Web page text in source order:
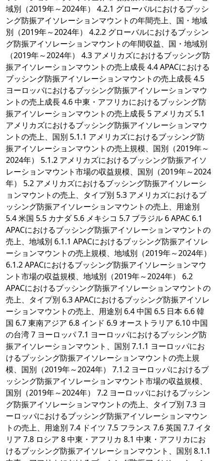
域別（2019年～2024年） 4.2.1 グローバルにおけるブッシ
ング防振アイソレーションマウントの年間売上、国・地域
別（2019年～2024年） 4.2.2 グローバルにおけるブッシン
グ防振アイソレーションマウントの年間収益、国・地域別
（2019年～2024年） 4.3 アメリカズにおけるブッシング防
振アイソレーションマウントの売上成長 4.4 APACにおける
ブッシング防振アイソレーションマウントの売上成長 4.5
ヨーロッパにおけるブッシング防振アイソレーションマウ
ントの売上成長 4.6 中東・アフリカにおけるブッシング防
振アイソレーションマウントの売上成長 5 アメリカズ 5.1
アメリカズにおけるブッシング防振アイソレーションマウ
ントの売上、国別 5.1.1 アメリカズにおけるブッシング防
振アイソレーションマウントの売上規模、国別（2019年～
2024年） 5.1.2 アメリカズにおけるブッシング防振アイソ
レーションマウント市場の収益規模、国別（2019年～2024
年） 5.2 アメリカズにおけるブッシング防振アイソレーシ
ョンマウントの売上、タイプ別 5.3 アメリカズにおけるブ
ッシング防振アイソレーションマウントの売上、用途別
5.4 米国 5.5 カナダ 5.6 メキシコ 5.7 ブラジル 6 APAC 6.1
APACにおけるブッシング防振アイソレーションマウントの
売上、地域別 6.1.1 APACにおけるブッシング防振アイソレ
ーションマウントの売上規模、地域別（2019年～2024年）
6.1.2 APACにおけるブッシング防振アイソレーションマウ
ント市場の収益規模、地域別（2019年～2024年） 6.2
APACにおけるブッシング防振アイソレーションマウントの
売上、タイプ別 6.3 APACにおけるブッシング防振アイソレ
ーションマウントの売上、用途別 6.4 中国 6.5 日本 6.6 韓
国 6.7 東南アジア 6.8 インド 6.9 オーストラリア 6.10 中国
の台湾 7 ヨーロッパ 7.1 ヨーロッパにおけるブッシング防
振アイソレーションマウント、国別 7.1.1 ヨーロッパにお
けるブッシング防振アイソレーションマウントの売上規
模、国別（2019年～2024年） 7.1.2 ヨーロッパにおけるブ
ッシング防振アイソレーションマウント市場の収益規模、
国別（2019年～2024年） 7.2 ヨーロッパにおけるブッシン
グ防振アイソレーションマウントの売上、タイプ別 7.3 ヨ
ーロッパにおけるブッシング防振アイソレーションマウン
トの売上、用途別 7.4 ドイツ 7.5 フランス 7.6 英国 7.7 イタ
リア 7.8 ロシア 8 中東・アフリカ 8.1 中東・アフリカにお
けるブッシング防振アイソレーションマウント、国別 8.1.1